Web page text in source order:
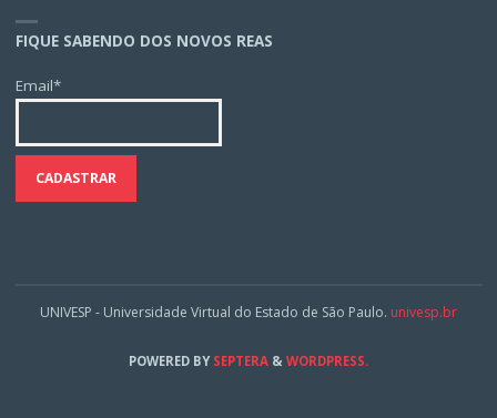
FIQUE SABENDO DOS NOVOS REAS
Email*
UNIVESP - Universidade Virtual do Estado de São Paulo. univesp.br
POWERED BYSEPTERA & WORDPRESS.